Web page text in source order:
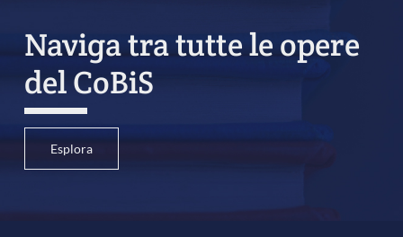
Naviga tra tutte le opere
del CoBiS
Esplora